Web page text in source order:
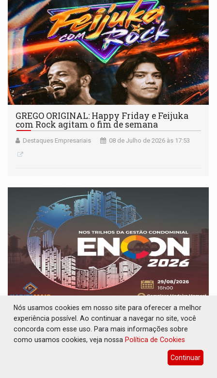
GREGO ORIGINAL: Happy Friday e Feijuka
com Rock agitam o fim de semana
Destaques Empresariais 08 de Julho de 2026 às 17:53
EVENTO: ENCON 2026 reunirá síndicos,
especialistas e empresas do setor
condominial
Destaques Empresariais 06 de Julho de 2026 às 17:35
Nós usamos cookies em nosso site para oferecer a melhor
experiência possível. Ao continuar a navegar no site, você
concorda com esse uso. Para mais informações sobre
como usamos cookies, veja nossa Política de Cookies
Continuar